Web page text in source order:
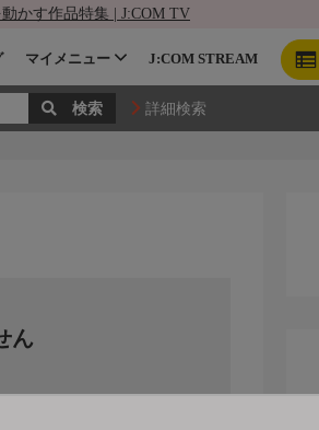
かす作品特集 | J:COM TV
マイメニュー J:COM STREAM
詳細検索
ん